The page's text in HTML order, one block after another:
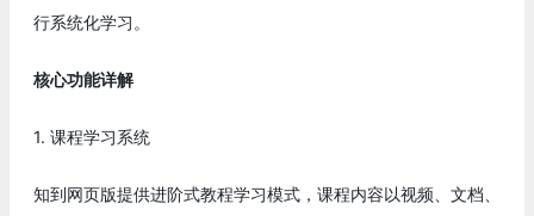
行系统化学习。
核心功能详解
1. 课程学习系统
知到网页版提供进阶式教程学习模式，课程内容以视频、文档、